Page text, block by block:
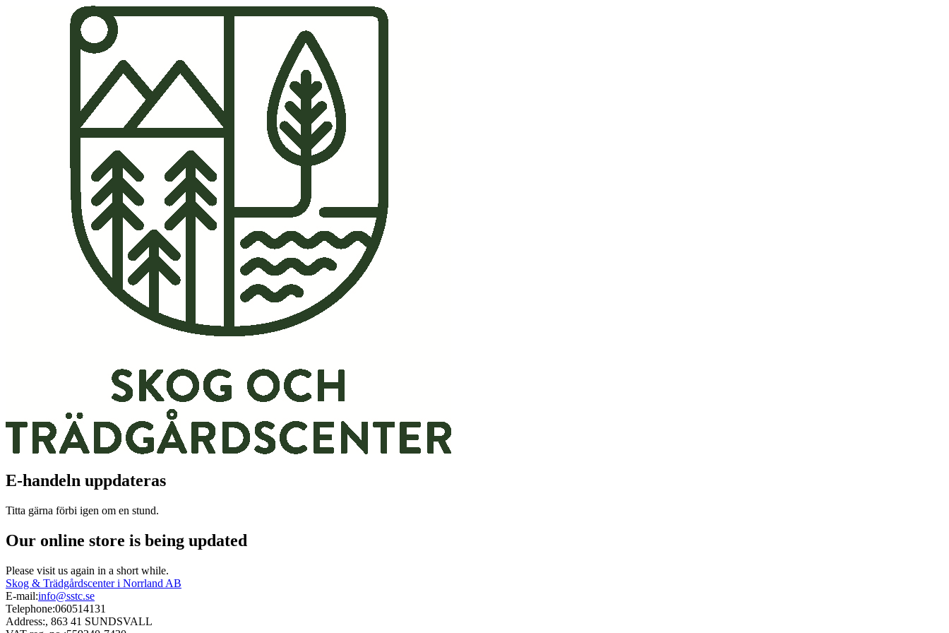
E-handeln uppdateras
Titta gärna förbi igen om en stund.
Our online store is being updated
Please visit us again in a short while.
Skog & Trädgårdscenter i Norrland AB
E-mail:info@sstc.se
Telephone:060514131
Address:, 863 41 SUNDSVALL